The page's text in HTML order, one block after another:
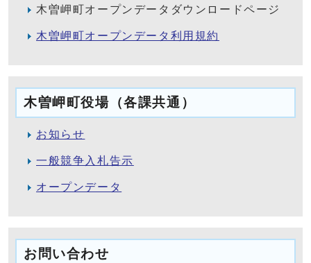
木曽岬町オープンデータダウンロードページ
木曽岬町オープンデータ利用規約
木曽岬町役場（各課共通）
お知らせ
一般競争入札告示
オープンデータ
お問い合わせ